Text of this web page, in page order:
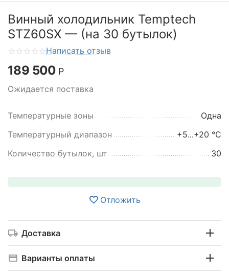
Винный холодильник Temptech
STZ60SX — (на 30 бутылок)
Написать отзыв
189 500 Р
Ожидается поставка
Температурные зоны
Одна
Температурный диапазон
+5...+20 °C
Количество бутылок, шт
30
Отложить
Доставка
Варианты оплаты